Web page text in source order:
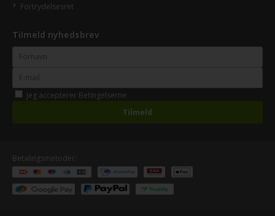
Fortrydelsesret
Tilmeld nyhedsbrev
Jeg accepterer Betingelserne
Betalingsmetoder: